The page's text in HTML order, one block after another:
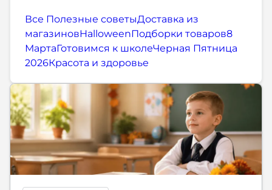
Все Полезные советыДоставка из
магазиновHalloweenПодборки товаров8
МартаГотовимся к школеЧерная Пятница
2026Красота и здоровье